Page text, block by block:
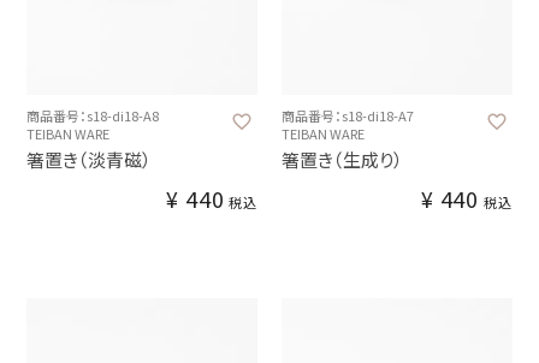
商品番号：s18-di18-A8
TEIBAN WARE
箸置き（淡青磁）
¥ 440 税込
商品番号：s18-di18-A7
TEIBAN WARE
箸置き（生成り）
¥ 440 税込